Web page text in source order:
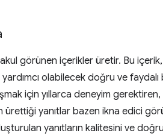
görünen içerikler üretir. Bu
yardımcı olabilecek doğru ve
için yıllarca deneyim
ürettiği yanıtlar bazen ikna edici
yanıtların kalitesini ve